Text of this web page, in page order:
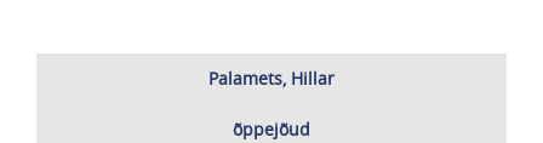
Palamets, Hillar
õppejõud